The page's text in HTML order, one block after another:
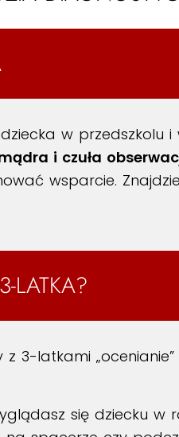
w przedszkolu i
i czuła
wsparcie.
LATKA?
3-latkami „ocenianie”
się dziecku w